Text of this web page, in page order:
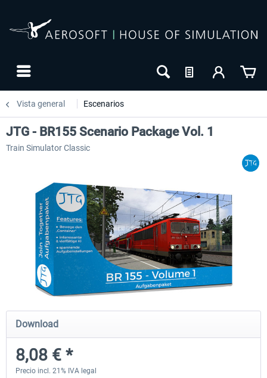
Vista general Escenarios
Just Trains - U-Bahn Hamburg U1 &
40,28 € *
Railworks Szenario-Pack
JTG - BR155 Scenario Package Vol. 1
Train Simulator Classic
Download
8,08 € *
Precio incl. 21% IVA legal